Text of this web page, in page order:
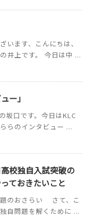
います、こんにちは、
井上です。 今日は中 ...
ー」
坂口です。今日はKLC
らのインタビュー ...
高校独自入試突破の
ておきたいこと
のおさらい さて、こ
自問題を解くために ...